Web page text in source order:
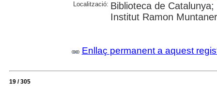
Localització: Biblioteca de
Institut Ramon
Enllaç permanent a aquest
19 / 305